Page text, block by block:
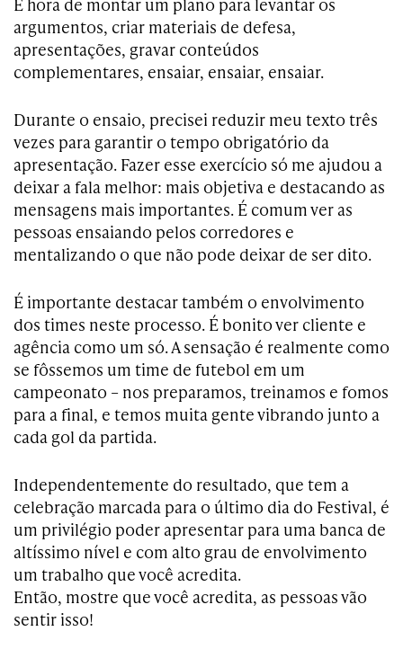
argumentos, criar materiais de defesa,
apresentações, gravar conteúdos
complementares, ensaiar, ensaiar, ensaiar.
Durante o ensaio, precisei reduzir meu texto três
vezes para garantir o tempo obrigatório da
apresentação. Fazer esse exercício só me ajudou a
deixar a fala melhor: mais objetiva e destacando as
mensagens mais importantes. É comum ver as
pessoas ensaiando pelos corredores e
mentalizando o que não pode deixar de ser dito.
É importante destacar também o envolvimento
dos times neste processo. É bonito ver cliente e
agência como um só. A sensação é realmente como
se fôssemos um time de futebol em um
campeonato – nos preparamos, treinamos e fomos
para a final, e temos muita gente vibrando junto a
cada gol da partida.
Independentemente do resultado, que tem a
celebração marcada para o último dia do Festival, é
um privilégio poder apresentar para uma banca de
altíssimo nível e com alto grau de envolvimento
um trabalho que você acredita.
Então, mostre que você acredita, as pessoas vão
sentir isso!